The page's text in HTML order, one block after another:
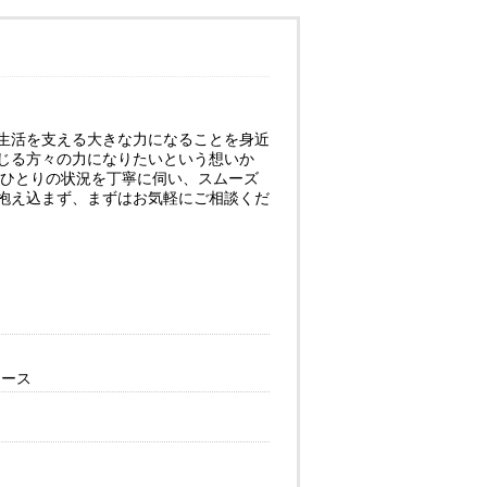
活を支える大きな力になることを身近
る方々の力になりたいという想いか
とりの状況を丁寧に伺い、スムーズ
え込まず、まずはお気軽にご相談くだ
ス